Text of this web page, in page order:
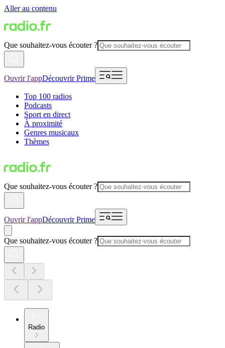
Aller au contenu
Que souhaitez-vous écouter ?
Ouvrir l'appDécouvrir Prime
Top 100 radios
Podcasts
Sport en direct
À proximité
Genres musicaux
Thèmes
Que souhaitez-vous écouter ?
Ouvrir l'appDécouvrir Prime
Que souhaitez-vous écouter ?
Radio